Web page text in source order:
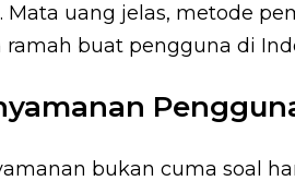
Mata uang jelas, metode
ramah buat pengguna di
bukan cuma soal